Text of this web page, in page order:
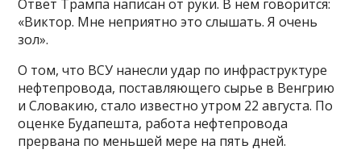
Ответ Трампа написан от руки. В нем говорится:
«Виктор. Мне неприятно это слышать. Я очень
зол».
О том, что ВСУ нанесли удар по инфраструктуре
нефтепровода, поставляющего сырье в Венгрию
и Словакию, стало известно утром 22 августа. По
оценке Будапешта, работа нефтепровода
прервана по меньшей мере на пять дней.